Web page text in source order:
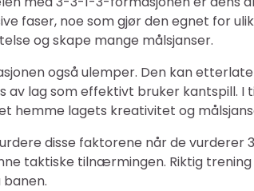
faser, noe som gjør den egnet for
og skape mange målsjanser.
også ulemper. Den kan
av lag som effektivt bruker kantspill. I
hemme lagets kreativitet og
disse faktorene når de
taktiske tilnærmingen. Riktig